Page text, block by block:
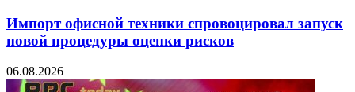
Импорт офисной техники спровоцировал запуск
новой процедуры оценки рисков
06.08.2026